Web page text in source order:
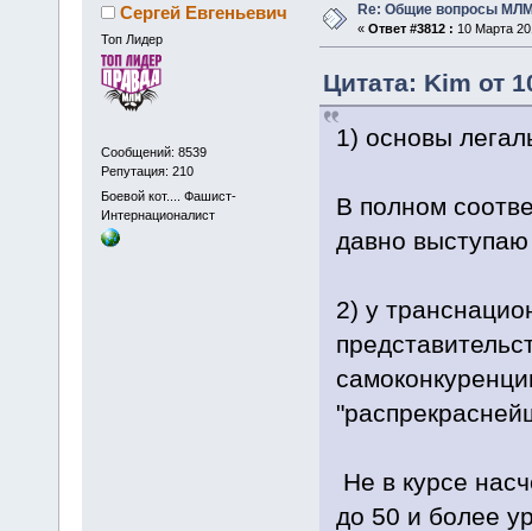
Сергей Евгеньевич
Топ Лидер
Сообщений: 8539
Репутация: 210
Боевой кот.... Фашист-
Интернационалист
Re: Общие вопросы
« Ответ #3812 : 10 Марта
Цитата: Kim от
1) основы
В полном
давно
2) у
Не в курсе
до 50 и более